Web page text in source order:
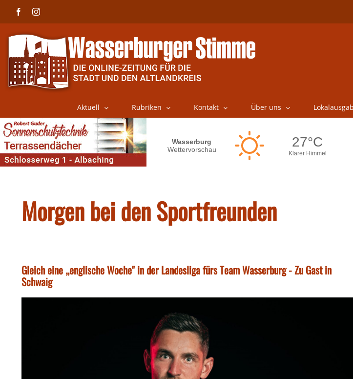
FacebookInstagram
Aktuell Rubriken Kontakt Über uns
Morgen bei den Sportfreunden
Gleich eine „englische Woche" in der Landesliga fürs Team Wasserburg - Zu Gast in
Schwaig